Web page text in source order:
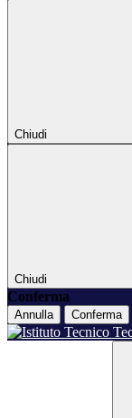
Chiudi
Chiudi
Conferma
Annulla Conferma